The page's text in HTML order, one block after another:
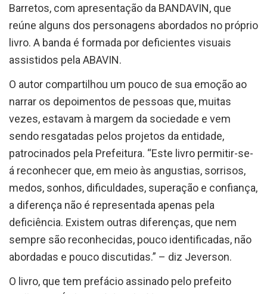
reúne alguns dos personagens abordados no próprio
livro. A banda é formada por deficientes visuais
assistidos pela ABAVIN.
O autor compartilhou um pouco de sua emoção ao
narrar os depoimentos de pessoas que, muitas
vezes, estavam à margem da sociedade e vem
sendo resgatadas pelos projetos da entidade,
patrocinados pela Prefeitura. “Este livro permitir-se-
á reconhecer que, em meio às angustias, sorrisos,
medos, sonhos, dificuldades, superação e confiança,
a diferença não é representada apenas pela
deficiência. Existem outras diferenças, que nem
sempre são reconhecidas, pouco identificadas, não
abordadas e pouco discutidas.” – diz Jeverson.
O livro, que tem prefácio assinado pelo prefeito
Guilherme Ávila, será distribuído gratuitamente aos